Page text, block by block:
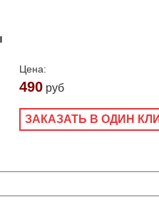
Цена:
490 руб
ЗАКАЗАТЬ В ОДИН